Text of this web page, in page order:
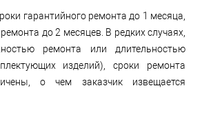
гарантийного ремонта до 1 месяца,
до 2 месяцев. В редких случаях,
ремонта или длительностью
изделий), сроки ремонта
о чем заказчик извещается